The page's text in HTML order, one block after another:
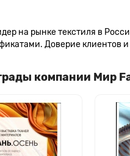
на рынке текстиля в
Доверие клиентов
компании Мир